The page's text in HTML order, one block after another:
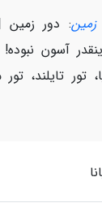
: دور زمین
آسون نبوده!
تور تایلند،